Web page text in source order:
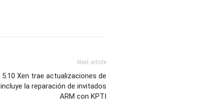
Next article
Xen trae actualizaciones de
la reparación de invitados
ARM con KPTI